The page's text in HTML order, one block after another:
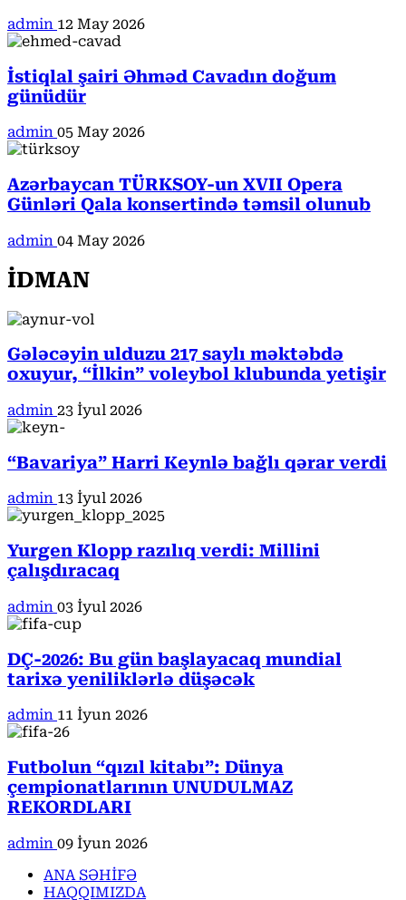
admin 12 May 2026
İstiqlal şairi Əhməd Cavadın doğum
günüdür
admin 05 May 2026
Azərbaycan TÜRKSOY-un XVII Opera
Günləri Qala konsertində təmsil olunub
admin 04 May 2026
İDMAN
Gələcəyin ulduzu 217 saylı məktəbdə
oxuyur, “İlkin” voleybol klubunda yetişir
admin 23 İyul 2026
“Bavariya” Harri Keynlə bağlı qərar verdi
admin 13 İyul 2026
Yurgen Klopp razılıq verdi: Millini
çalışdıracaq
admin 03 İyul 2026
DÇ-2026: Bu gün başlayacaq mundial
tarixə yeniliklərlə düşəcək
admin 11 İyun 2026
Futbolun “qızıl kitabı”: Dünya
çempionatlarının UNUDULMAZ
REKORDLARI
admin 09 İyun 2026
ANA SƏHİFƏ
HAQQIMIZDA